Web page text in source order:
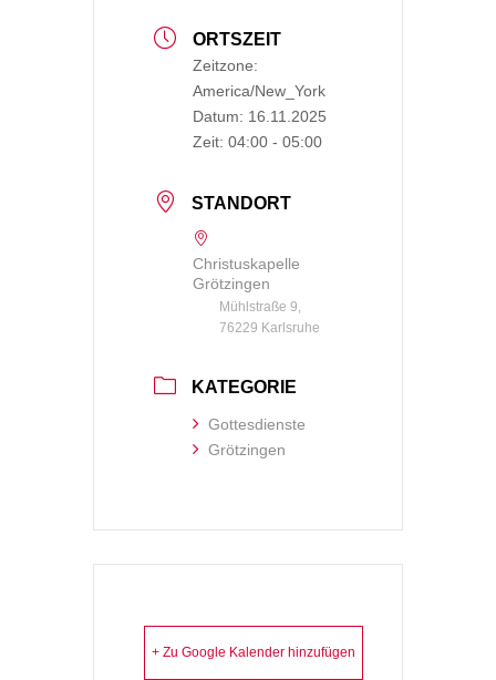
ORTSZEIT
Zeitzone:
America/New_York
Datum: 16.11.2025
Zeit: 04:00 - 05:00
STANDORT
Christuskapelle
Grötzingen
Mühlstraße 9,
76229 Karlsruhe
KATEGORIE
Gottesdienste
Grötzingen
+ Zu Google Kalender hinzufügen